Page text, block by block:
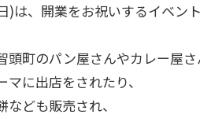
)は、開業をお祝いするイベン
頭町のパン屋さんやカレー屋
マに出店をされたり、
ども販売され、